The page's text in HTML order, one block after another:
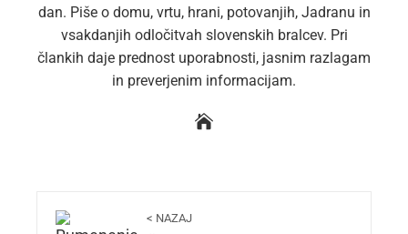
dan. Piše o domu, vrtu, hrani, potovanjih, Jadranu in
vsakdanjih odločitvah slovenskih bralcev. Pri
člankih daje prednost uporabnosti, jasnim razlagam
in preverjenim informacijam.
< NAZAJ